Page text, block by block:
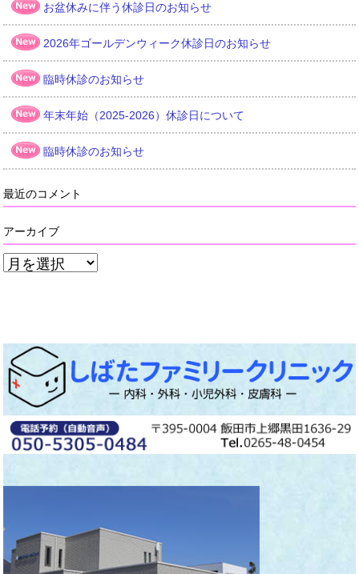
お盆休みに伴う休診日のお知らせ
2026年ゴールデンウィーク休診日のお知らせ
臨時休診のお知らせ
年末年始（2025-2026）休診日について
臨時休診のお知らせ
最近のコメント
アーカイブ
ア
ー